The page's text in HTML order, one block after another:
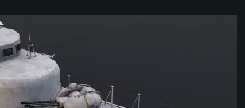
était une classe de torpilleurs soviétiques datant de la
à la fin des années 1950 en remplacement du Project
Project 206 a été conçu avec des principes
à savoir des coûts de production peu élevés et
plus, les torpilleurs du Project 206, semblables au
devaient être utilisés à proximité du littoral et par